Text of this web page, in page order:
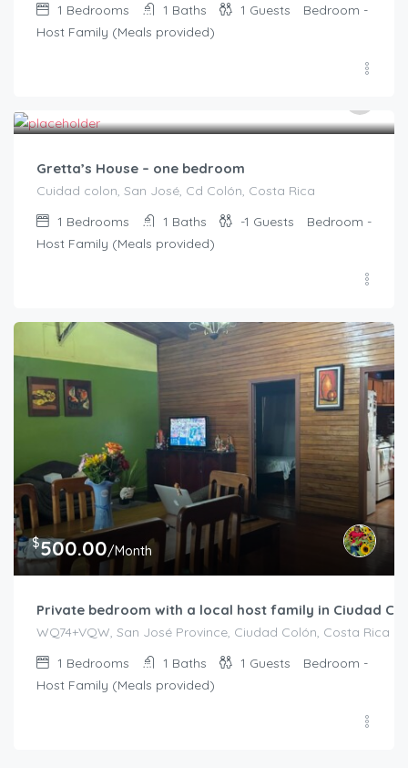
1 Bedrooms 1 Baths 1 Guests
Bedroom -
Host Family (Meals provided)
Gretta’s House – one bedroom
Cuidad colon, San José, Cd Colón, Costa Rica
1 Bedrooms 1 Baths -1 Guests
Bedroom -
Host Family (Meals provided)
$500.00/Month
Private bedroom with a local host family in Ciudad
WQ74+VQW, San José Province, Ciudad Colón, Costa Rica
1 Bedrooms 1 Baths 1 Guests
Bedroom -
Host Family (Meals provided)